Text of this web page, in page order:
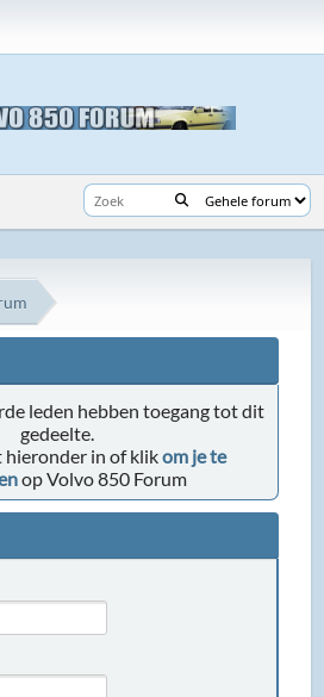
leden hebben toegang tot dit
gedeelte.
hieronder in of klikom je te
op Volvo 850 Forum